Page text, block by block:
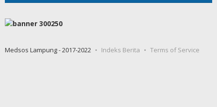
Medsos Lampung - 2017-2022 Indeks Berita Terms of Service